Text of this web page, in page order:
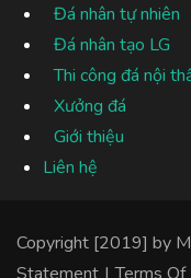
Đá nhân tự nhiên
Đá nhân tạo LG
Thi công đá nội
Xưởng đá
Giới thiệu
Liên hệ
Copyright [2019] by